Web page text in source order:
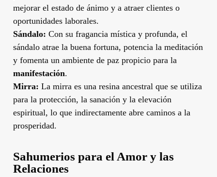
mejorar el estado de ánimo y a atraer clientes o
oportunidades laborales.
Sándalo: Con su fragancia mística y profunda, el
sándalo atrae la buena fortuna, potencia la meditación
y fomenta un ambiente de paz propicio para la
manifestación.
Mirra: La mirra es una resina ancestral que se utiliza
para la protección, la sanación y la elevación
espiritual, lo que indirectamente abre caminos a la
prosperidad.
Sahumerios para el Amor y las
Relaciones